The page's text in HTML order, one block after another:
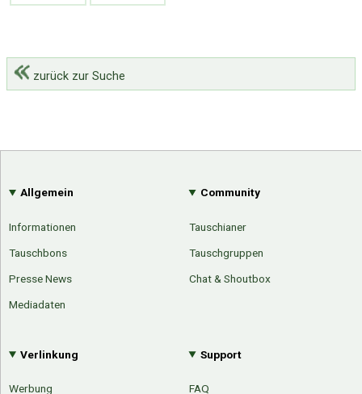
zurück zur Suche
Allgemein
Informationen
Tauschbons
Presse News
Mediadaten
Community
Tauschianer
Tauschgruppen
Chat & Shoutbox
Verlinkung
Werbung
Support
FAQ